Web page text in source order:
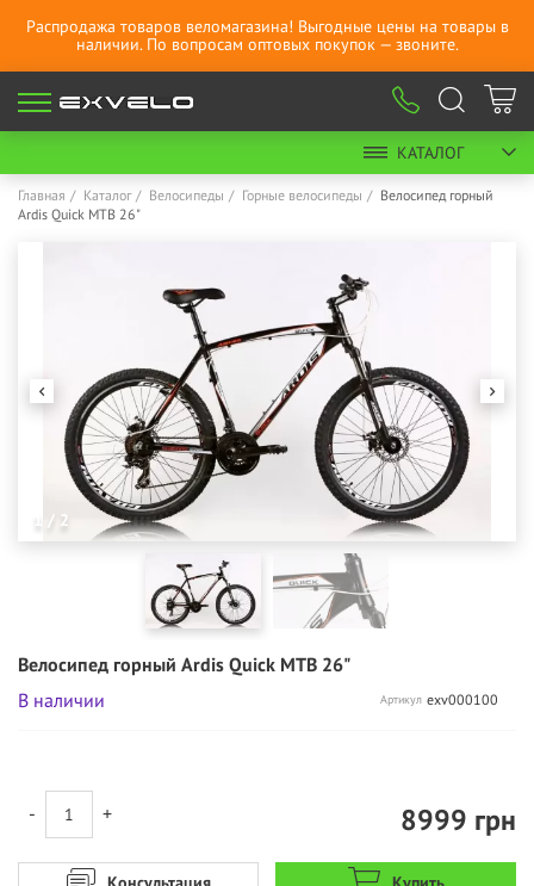
Распродажа товаров веломагазина! Выгодные цены на товары в
наличии. По вопросам оптовых покупок — звоните.
КАТАЛОГ
Главная Каталог Велосипеды Горные велосипеды
Велосипед горный
Ardis Quick MTB 26"
1 / 2
Велосипед горный Ardis Quick MTB 26"
В наличии
Артикул exv000100
- + 8999 грн